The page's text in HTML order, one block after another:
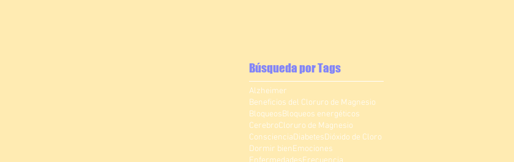
Búsqueda por Tags
Alzheimer
Beneficios del Cloruro de Magnesio
BloqueosBloqueos energéticos
CerebroCloruro de Magnesio
ConscienciaDiabetesDióxido de Cloro
Dormir bienEmociones